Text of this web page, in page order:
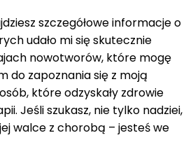
szczegółowe informacje o
udało mi się skutecznie
nowotworów, które mogę
do zapoznania się z moją
które odzyskały zdrowie
Jeśli szukasz, nie tylko nadziei,
walce z chorobą – jesteś we